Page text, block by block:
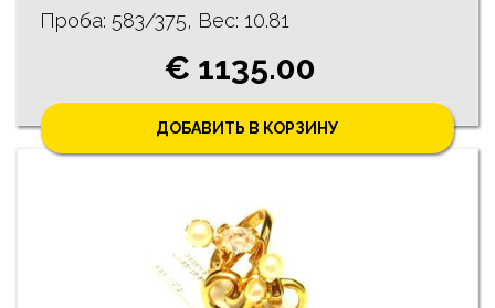
Проба: 583/375, Bес: 10.81
€ 1135.00
ДОБАВИТЬ В КОРЗИНУ